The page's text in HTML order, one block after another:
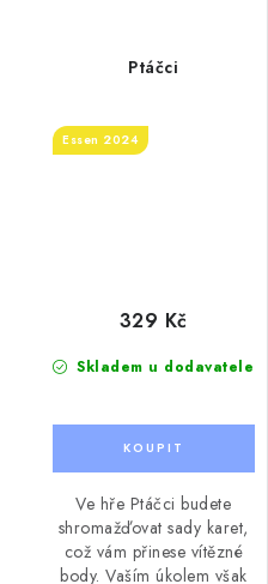
Ptáčci
Essen 2024
Skladem u dodavatele
329 Kč
Ve hře Ptáčci budete
shromažďovat sady karet,
což vám přinese vítězné
body. Vaším úkolem však